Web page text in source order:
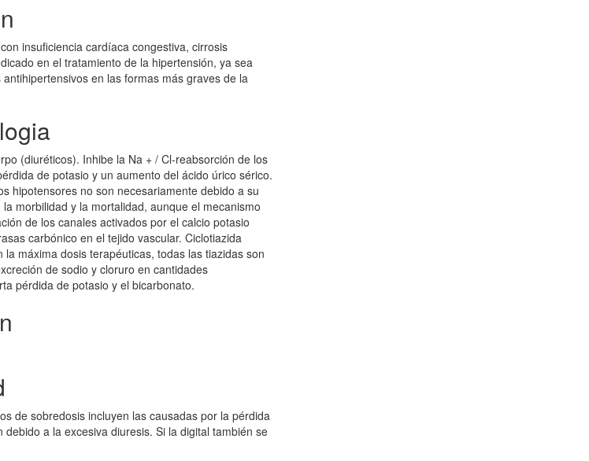
insuficiencia cardíaca congestiva, cirrosis
en el tratamiento de la hipertensión, ya sea
en las formas más graves de la
(diuréticos). Inhibe la Na + / Cl-reabsorción de los
de potasio y un aumento del ácido úrico sérico.
hipotensores no son necesariamente debido a su
morbilidad y la mortalidad, aunque el mecanismo
de los canales activados por el calcio potasio
carbónico en el tejido vascular. Ciclotiazida
máxima dosis terapéuticas, todas las tiazidas son
de sodio y cloruro en cantidades
pérdida de potasio y el bicarbonato.
de sobredosis incluyen las causadas por la pérdida
a la excesiva diuresis. Si la digital también se